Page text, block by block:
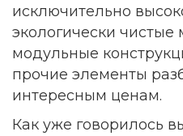
исключительно
экологически
модульные
прочие элементы
интересным ценам.
Как уже говорилось